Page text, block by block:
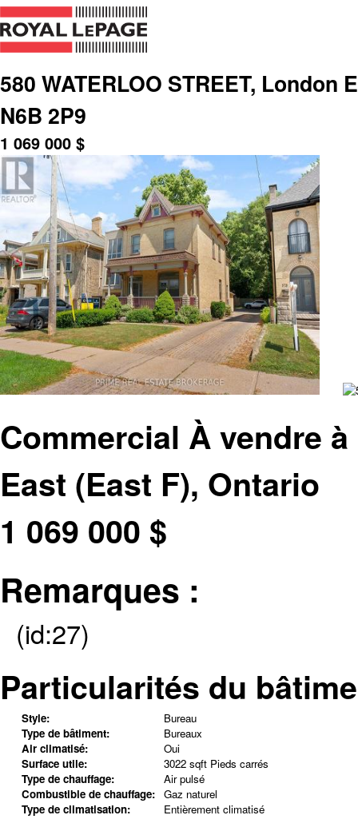
580 WATERLOO STREET, London
N6B 2P9
1 069 000 $
Commercial À vendre
East (East F), Ontario
1 069 000 $
Remarques :
(id:27)
Particularités du
Style:
Bureau
Type de bâtiment:
Bureaux
Air climatisé:
Oui
Surface utile:
3022 sqft Pieds carrés
Type de chauffage:
Air pulsé
Combustible de chauffage: Gaz naturel
Type de climatisation:
Entièrement climatisé